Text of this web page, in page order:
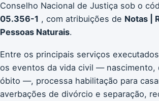
Conselho Nacional de Justiça sob o
05.356-1 , com atribuições de Notas |
Pessoas Naturais.
Entre os principais serviços
os eventos da vida civil — nascimento,
óbito —, processa habilitação para
averbações de divórcio e separação,